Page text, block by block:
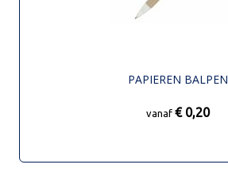
PAPIEREN BALPEN
vanaf € 0,20